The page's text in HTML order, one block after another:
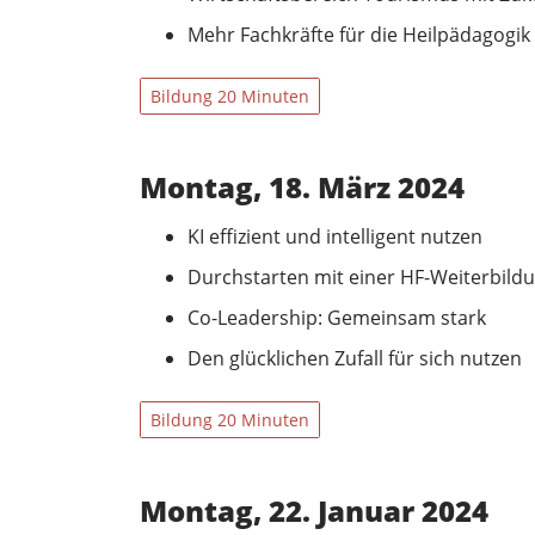
Mehr Fachkräfte für die Heilpädagogik
Bildung 20 Minuten
Montag, 18. März 2024
KI effizient und intelligent nutzen
Durchstarten mit einer HF-
Co-Leadership: Gemeinsam stark
Den glücklichen Zufall für sich nutzen
Bildung 20 Minuten
Montag, 22. Januar 2024